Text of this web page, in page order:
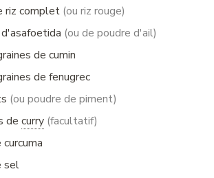
riz complet (ou riz rouge)
d'asafoetida (ou de poudre d'ail)
de cumin
de fenugrec
(ou poudre de piment)
de curry (facultatif)
curcuma
sel